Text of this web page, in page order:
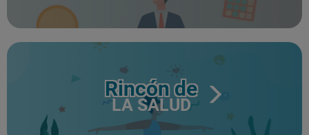
Rincón de
LA SALUD